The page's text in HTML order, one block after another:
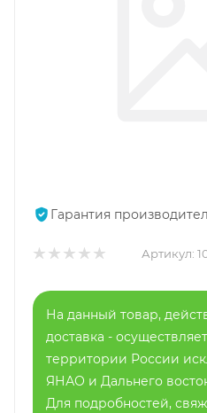
Гарантия
Артикул:
На данный товар,
доставка -
территории России
ЯНАО и Дальнего
Для подробностей,